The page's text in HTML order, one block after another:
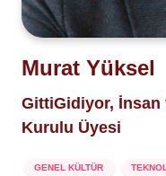
Murat Yüksel
GittiGidiyor,
Kurulu Üyesi
GENEL KÜLTÜR